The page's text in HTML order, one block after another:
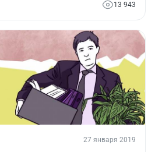
13 943
27 января 2019